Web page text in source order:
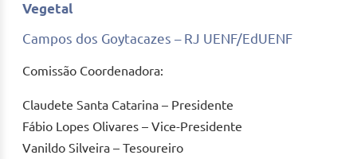
Vegetal
Campos dos Goytacazes – RJ UENF/EdUENF
Comissão Coordenadora:
Claudete Santa Catarina – Presidente
Fábio Lopes Olivares – Vice-Presidente
Vanildo Silveira – Tesoureiro